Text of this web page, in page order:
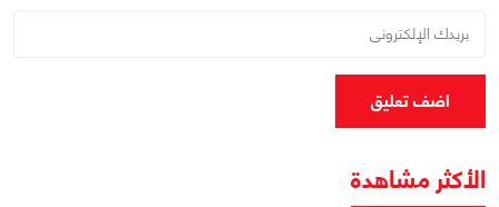
اضف تعليق
الأكثر مشاهدة